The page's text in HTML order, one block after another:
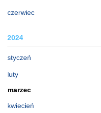
czerwiec
2024
styczeń
luty
marzec
kwiecień